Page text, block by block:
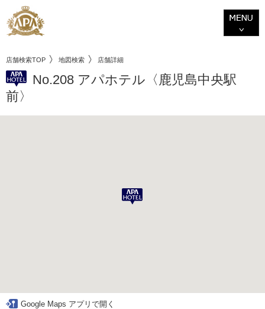
店舗検索TOP 地図検索 店舗詳細
No.208 アパホテル〈鹿児島中央駅
前〉
Google Maps アプリで開く